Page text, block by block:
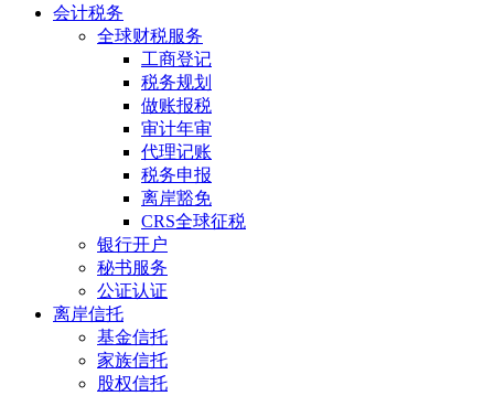
会计税务
全球财税服务
工商登记
税务规划
做账报税
审计年审
代理记账
税务申报
离岸豁免
CRS全球征税
银行开户
秘书服务
公证认证
离岸信托
基金信托
家族信托
股权信托